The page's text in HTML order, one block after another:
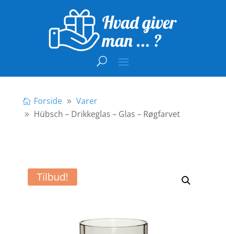
Forside
Varer
Hübsch – Drikkeglas – Glas – Røgfarvet
Tilbud!